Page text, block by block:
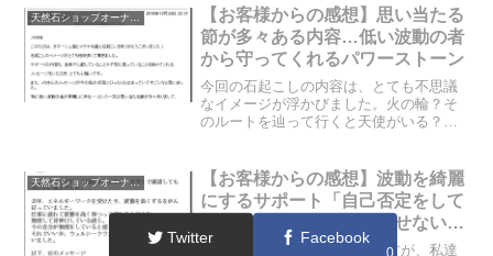
伝わっているのです。それは、潜在意識
とコミュニケーションを取...
天然石ショップオーナーのブログ
【お客様からの感想】思い当たる
節が多々ある内容…低い波動の者
から守ってくれるパワーストーン
今回の石起こしの内容は、とても不思議
なイメージが浮かびました。火の輪？そ
のルートを辿って行くと天使がいる？？
は、「思い当たる節が多々ある」という
ことをおっしゃっていました...
天然石ショップオーナーのブログ
【お客様からの感想】波動を綺麗
にするサポート「自己否定をして
しまう部分に焦点を合わせない
で」
私たちは、魂の入れ物なのですが、私達
Twitter Facebook
0